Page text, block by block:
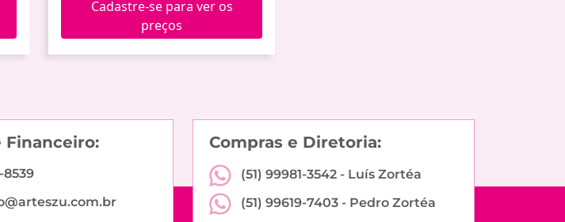
Cadastre-se para ver os
preços
Financeiro:
8539
Compras e Diretoria:
(51) 99981-3542 - Luís Zortéa
(51) 99619-7403 - Pedro Zortéa